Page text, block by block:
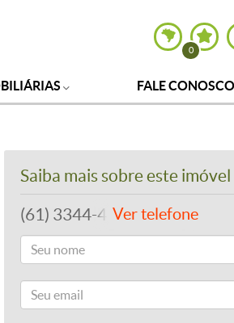
0
FALE CONOSCO
Saiba mais sobre este imóvel
(61) 3344-4112Ver telefone